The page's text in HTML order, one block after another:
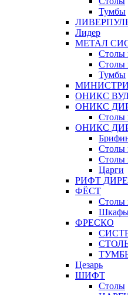
Тумбы
Лидер
МЕТАЛ
Столы
Столы
Тумбы
МИНИСТРИ
ОНИКС
ОНИКС
Столы
ОНИКС
Столы
Столы
Царги
РИФТ
ФЁСТ
Столы
ФРЕСКО
Цезарь
ШИФТ
Столы